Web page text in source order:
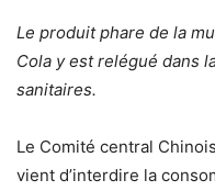
Le produit phare de la
Cola y est relégué dans
sanitaires.
Le Comité central
vient d’interdire la